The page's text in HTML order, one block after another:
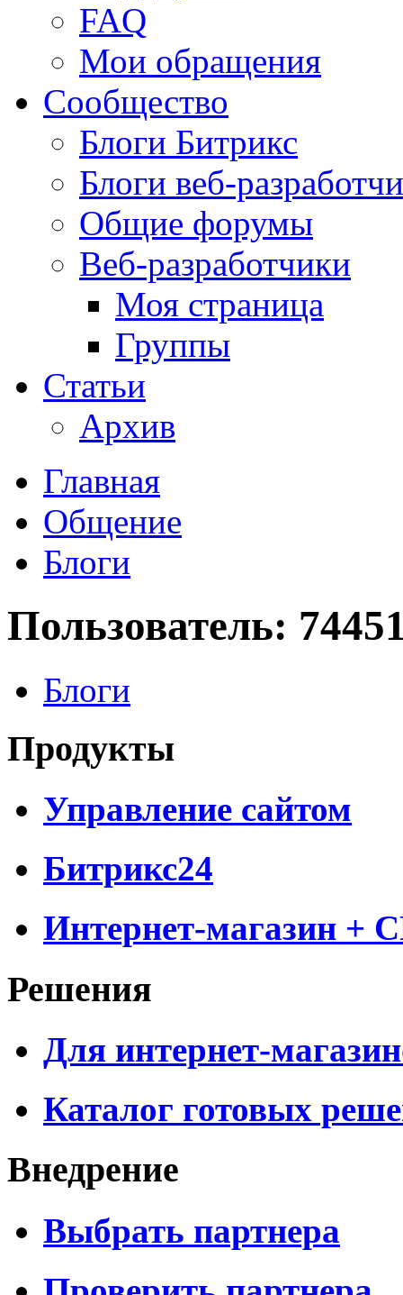
FAQ
Мои обращения
Сообщество
Блоги Битрикс
Блоги веб-
Общие форумы
Веб-разработчики
Моя страница
Группы
Статьи
Архив
Главная
Общение
Блоги
Пользователь:
Блоги
Продукты
Управление сайтом
Битрикс24
Интернет-магазин +
Решения
Для интернет-
Каталог готовых
Внедрение
Выбрать партнера